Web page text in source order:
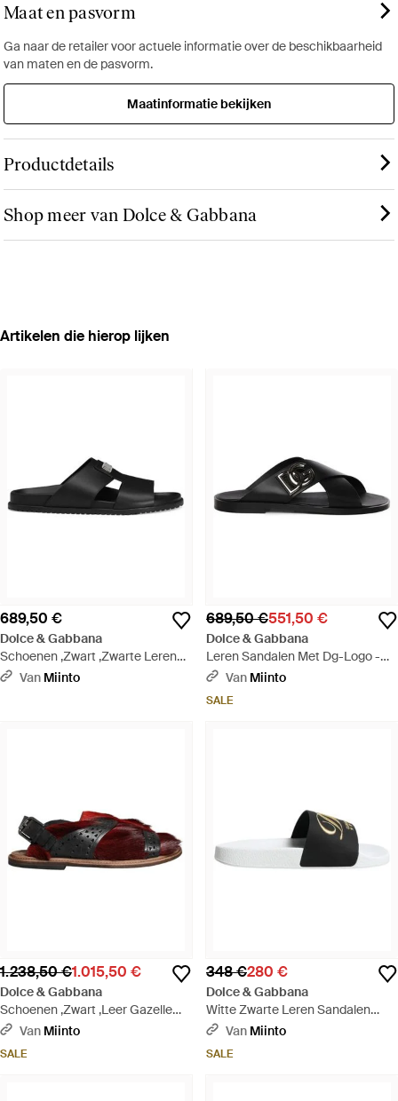
Maat en pasvorm
Ga naar de retailer voor actuele informatie over de beschikbaarheid
van maten en de pasvorm.
Maatinformatie bekijken
Productdetails
Shop meer van Dolce & Gabbana
Artikelen die hierop lijken
689,50 €
Dolce & Gabbana
Schoenen ,Zwart ,Zwarte Leren
Sandalen Platte Rubberen Zool -
Van Miinto
689,50 €551,50 €
Dolce & Gabbana
Leren Sandalen Met Dg-Logo -
Zwart
Van Miinto
SALE
1.238,50 €1.015,50 €
Dolce & Gabbana
Schoenen ,Zwart ,Leer Gazelle
Haar Leren Sandalen Schoenen -
Van Miinto
SALE
348 €280 €
Dolce & Gabbana
Witte Zwarte Leren Sandalen
Strandkleding Schoenen - Zwart
Van Miinto
SALE